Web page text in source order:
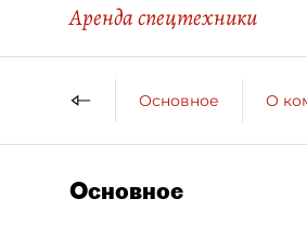
Аренда спецтехники
Основное О
Основное